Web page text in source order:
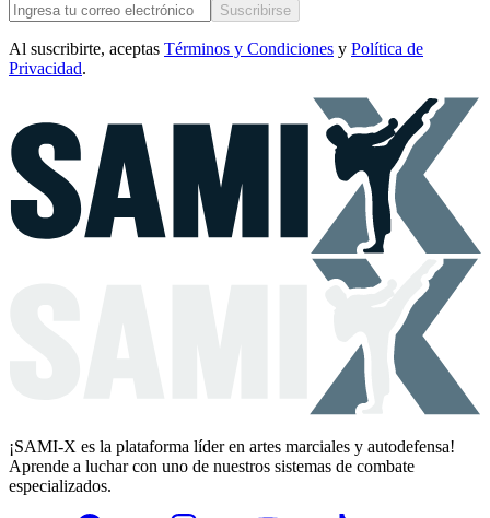
Suscribirse
Al suscribirte, aceptas Términos y Condiciones y Política de
Privacidad.
¡SAMI-X es la plataforma líder en artes marciales y autodefensa!
Aprende a luchar con uno de nuestros sistemas de combate
especializados.